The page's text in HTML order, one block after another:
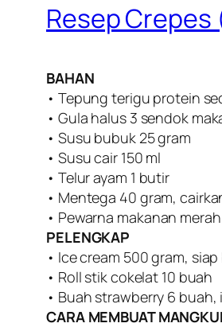
Resep
BAHAN
• Tepung terigu protein
• Gula halus 3 sendok
• Susu bubuk 25 gram
• Susu cair 150 ml
• Telur ayam 1 butir
• Mentega 40 gram,
• Pewarna makanan
PELENGKAP
• Ice cream 500 gram, siap
• Roll stik cokelat 10 buah
• Buah strawberry 6 buah,
CARA MEMBUAT